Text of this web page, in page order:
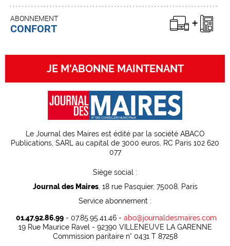
ABONNEMENT
CONFORT
JE M'ABONNE MAINTENANT
Le Journal des Maires est édité par la société ABACO
Publications, SARL au capital de 3000 euros, RC Paris 102 620
077
Siège social :
Journal des Maires, 18 rue Pasquier, 75008, Paris
Service abonnement :
01.47.92.86.99- 07.85.95.41.46 - abo@journaldesmaires.com
19 Rue Maurice Ravel - 92390 VILLENEUVE LA GARENNE
Commission paritaire n° 0431 T 87258